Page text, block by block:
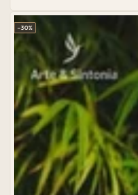
–30%